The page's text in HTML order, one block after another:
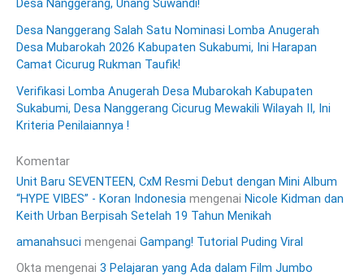
Desa Nanggerang, Unang Suwandi!
Desa Nanggerang Salah Satu Nominasi Lomba Anugerah
Desa Mubarokah 2026 Kabupaten Sukabumi, Ini Harapan
Camat Cicurug Rukman Taufik!
Verifikasi Lomba Anugerah Desa Mubarokah Kabupaten
Sukabumi, Desa Nanggerang Cicurug Mewakili Wilayah II, Ini
Kriteria Penilaiannya !
Komentar
Unit Baru SEVENTEEN, CxM Resmi Debut dengan Mini Album
“HYPE VIBES” - Koran Indonesia mengenai Nicole Kidman dan
Keith Urban Berpisah Setelah 19 Tahun Menikah
amanahsuci mengenai Gampang! Tutorial Puding Viral
Okta mengenai 3 Pelajaran yang Ada dalam Film Jumbo